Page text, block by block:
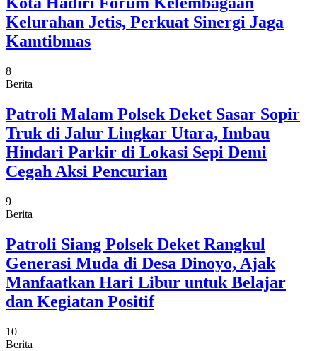
Kelurahan Jetis, Perkuat Sinergi Jaga
Kamtibmas
8
Berita
Patroli Malam Polsek Deket Sasar Sopir
Truk di Jalur Lingkar Utara, Imbau
Hindari Parkir di Lokasi Sepi Demi
Cegah Aksi Pencurian
9
Berita
Patroli Siang Polsek Deket Rangkul
Generasi Muda di Desa Dinoyo, Ajak
Manfaatkan Hari Libur untuk Belajar
dan Kegiatan Positif
10
Berita